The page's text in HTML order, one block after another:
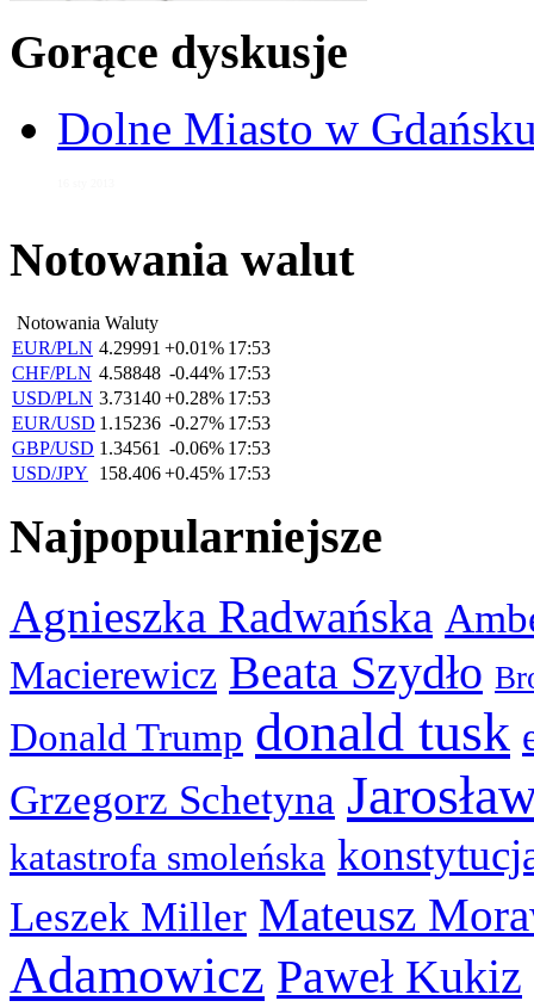
Gorące dyskusje
Dolne Miasto w
Notowania walut
Notowania Waluty
EUR/PLN 4.29991 +0.01% 17:53
CHF/PLN 4.58848 -0.44% 17:53
USD/PLN 3.73140+0.28% 17:53
EUR/USD 1.15236 -0.27% 17:53
GBP/USD 1.34561 -0.06% 17:53
USD/JPY
158.406+0.45% 17:53
Najpopularniejsze
Agnieszka Radwańska
Macierewicz Beata Szydło
Donald Trump donald tusk
Grzegorz Schetyna
katastrofa smoleńska
Leszek Miller Mateusz
Adamowicz Paweł Kukiz